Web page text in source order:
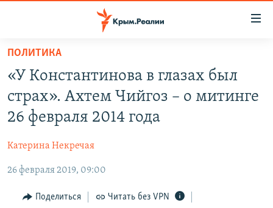
Вернуться
основному
содержанию
Вернутся
главной
навигации
Вернутся
поиску
ГРУЗ 200
11 ЛЕТ ОККУПАЦИИ КРЫМА. 11 ИСТОРИЙ СОПРОТИВЛЕНИЯ
ВОДА
ЕЩЕ
ИНТЕРАКТИВ
ИНФОГРАФИКА
РАДІО СВОБОДА
КАК ОБОЙТИ БЛОКИРОВКУ
ПОЛИТИКА
«У Константинова в глазах был
страх». Ахтем Чийгоз – о митинге
26 февраля 2014 года
Катерина Некречая
26 февраля 2019, 09:00
Поделиться Читать без VPN